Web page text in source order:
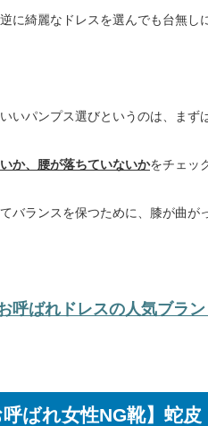
に綺麗なドレスを選んでも台無し
いパンプス選びというのは、まず
か、腰が落ちていないかをチェッ
バランスを保つために、膝が曲が
呼ばれドレスの人気ブラ
呼ばれ女性NG靴】蛇